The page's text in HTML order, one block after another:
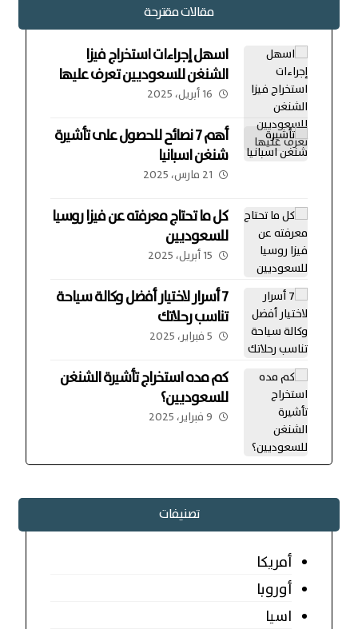
مقالات مقترحة
اسهل إجراءات استخراج فيزا
الشنغن للسعوديين تعرف عليها
16 أبريل، 2025
أهم 7 نصائح للحصول على تأشيرة
شنغن اسبانيا
21 مارس، 2025
كل ما تحتاج معرفته عن فيزا روسيا
للسعوديين
15 أبريل، 2025
7 أسرار لاختيار أفضل وكالة سياحة
تناسب رحلاتك
5 فبراير، 2025
كم مده استخراج تأشيرة الشنغن
للسعوديين؟
9 فبراير، 2025
تصنيفات
أمريكا
أوروبا
اسيا